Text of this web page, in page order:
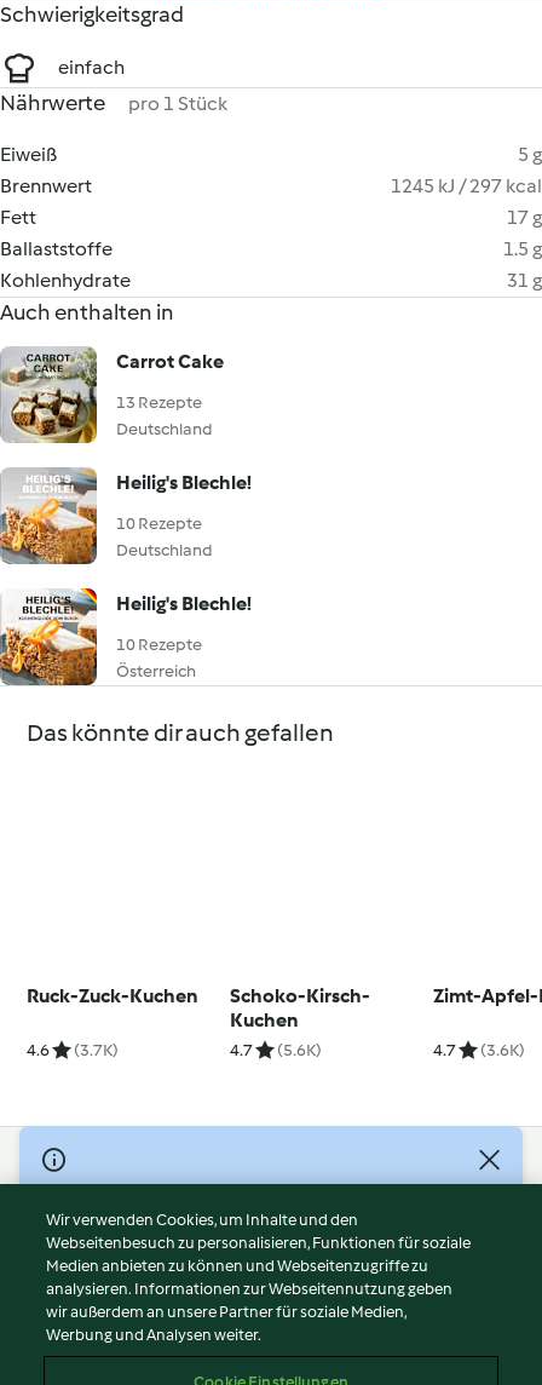
Schwierigkeitsgrad
einfach
Nährwerte pro 1 Stück
Eiweiß
5 g
Brennwert
1245 kJ / 297 kcal
Fett
17 g
Ballaststoffe
1.5 g
Kohlenhydrate
31 g
Auch enthalten in
Carrot Cake
13 Rezepte
Deutschland
Heilig's Blechle!
10 Rezepte
Deutschland
Heilig's Blechle!
10 Rezepte
Österreich
Das könnte dir auch gefallen
Ruck-Zuck-Kuchen
4.6 (3.7K)
Schoko-Kirsch-
Kuchen
4.7 (5.6K)
Zimt-Apfel-
4.7 (3.6K)
© Copyright 2026
Nutzungsbedingungen
Datenschutzrichtlinien
Disclaimer
Impressum
Cookies
Wir verwenden Cookies, um Inhalte und den
Webseitenbesuch zu personalisieren, Funktionen für soziale
Medien anbieten zu können und Webseitenzugriffe zu
analysieren. Informationen zur Webseitennutzung geben
wir außerdem an unsere Partner für soziale Medien,
Werbung und Analysen weiter.